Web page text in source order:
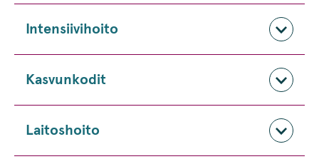
Intensiivihoito
Kasvunkodit
Laitoshoito